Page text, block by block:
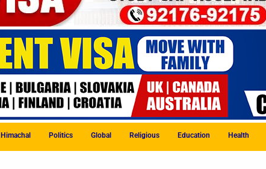
Himachal Politics Global Religious Education Health